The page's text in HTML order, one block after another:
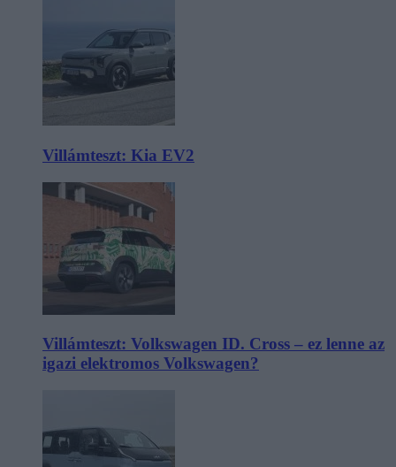
Villámteszt: Kia EV2
Villámteszt: Volkswagen ID. Cross – ez lenne az
igazi elektromos Volkswagen?